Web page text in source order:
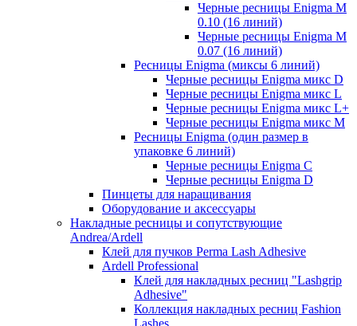
Черные ресницы Enigma M
0.10 (16 линий)
Черные ресницы Enigma M
0.07 (16 линий)
Ресницы Enigma (миксы 6 линий)
Черные ресницы Enigma микс D
Черные ресницы Enigma микс L
Черные ресницы Enigma микс L+
Черные ресницы Enigma микс M
Ресницы Enigma (один размер в
упаковке 6 линий)
Черные ресницы Enigma C
Черные ресницы Enigma D
Пинцеты для наращивания
Оборудование и аксессуары
Накладные ресницы и сопутствующие
Andrea/Ardell
Клей для пучков Perma Lash Adhesive
Ardell Professional
Клей для накладных ресниц "Lashgrip
Adhesive"
Коллекция накладных ресниц Fashion